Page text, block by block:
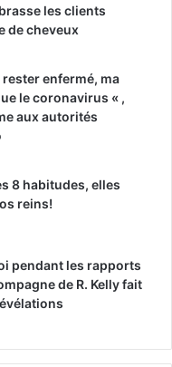
les clients
de cheveux
rester enfermé, ma
le coronavirus « ,
aux autorités
8 habitudes, elles
reins!
pendant les rapports
de R. Kelly fait